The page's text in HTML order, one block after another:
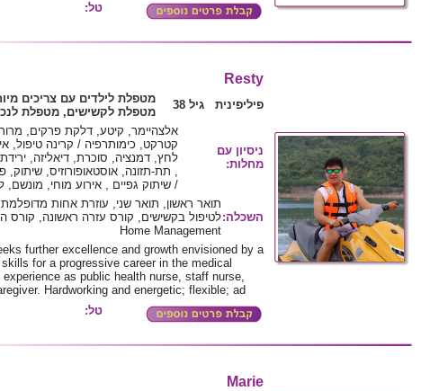
טל:
Resty
פיליפינית גיל 38
מטפלת לילדים עם צריכים
מטפלת לקשישים, מטפלת
ניסיון עם
מחלות:
אלצהיימר, קיטע, דלקת פרקים,
קטרקט, כימותרפיה / קרינה טיפול,
לחץ, דמנציה, סוכרת, דיאליזה,
/ שיתוק גפיים , אירוע מוחי, מונשם,
השכלה:
תואר ראשון, תואר שני, עוזרת אחות
Home Management
further excellence and growth envisioned by a
for a progressive career in the medical
as public health nurse, staff nurse,
Hardworking and energetic; flexible; ad
טל:
Marie